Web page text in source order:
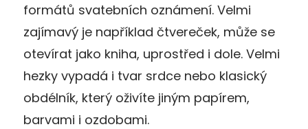
formátů svatebních oznámení. Velmi
zajímavý je například čtvereček, může se
otevírat jako kniha, uprostřed i dole. Velmi
hezky vypadá i tvar srdce nebo klasický
obdélník, který oživíte jiným papírem,
barvami i ozdobami.